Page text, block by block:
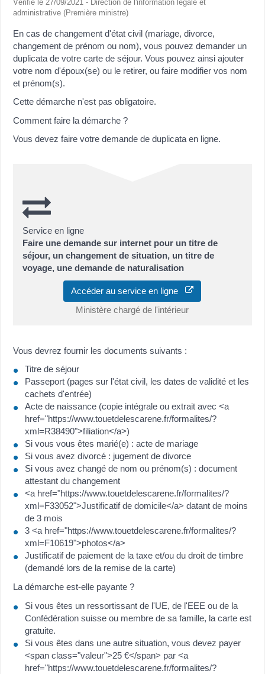
Vérifié le 27/09/2021 - Direction de l'information légale et
administrative (Première ministre)
En cas de changement d'état civil (mariage, divorce,
changement de prénom ou nom), vous pouvez demander un
duplicata de votre carte de séjour. Vous pouvez ainsi ajouter
votre nom d'époux(se) ou le retirer, ou faire modifier vos nom
et prénom(s).
Cette démarche n'est pas obligatoire.
Comment faire la démarche ?
Vous devez faire votre demande de duplicata en ligne.
Service en ligne
Faire une demande sur internet pour un titre de
séjour, un changement de situation, un titre de
voyage, une demande de naturalisation
Accéder au service en ligne
Ministère chargé de l'intérieur
Vous devrez fournir les documents suivants :
Titre de séjour
Passeport (pages sur l'état civil, les dates de validité et les
cachets d'entrée)
Acte de naissance (copie intégrale ou extrait avec <a
href="https://www.touetdelescarene.fr/formalites/?
xml=R38490">filiation</a>)
Si vous vous êtes marié(e) : acte de mariage
Si vous avez divorcé : jugement de divorce
Si vous avez changé de nom ou prénom(s) : document
attestant du changement
<a href="https://www.touetdelescarene.fr/formalites/?
xml=F33052">Justificatif de domicile</a> datant de moins
de 3 mois
3 <a href="https://www.touetdelescarene.fr/formalites/?
xml=F10619">photos</a>
Justificatif de paiement de la taxe et/ou du droit de timbre
(demandé lors de la remise de la carte)
La démarche est-elle payante ?
Si vous êtes un ressortissant de l'UE, de l'EEE ou de la
Confédération suisse ou membre de sa famille, la carte est
gratuite.
Si vous êtes dans une autre situation, vous devez payer
<span class="valeur">25 €</span> par <a
href="https://www.touetdelescarene.fr/formalites/?